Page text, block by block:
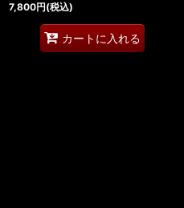
7,800円(税込)
カートに入れる